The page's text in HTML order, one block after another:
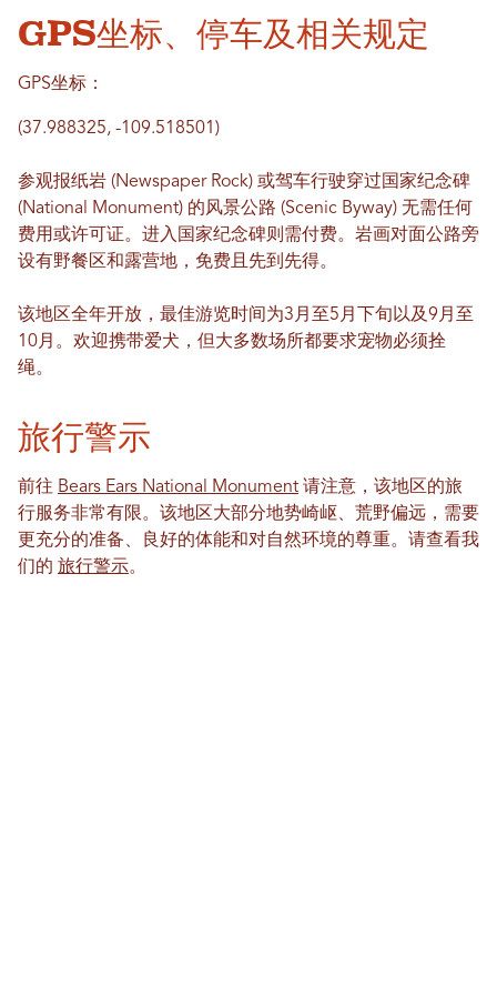
GPS坐标、停车及相关规定
GPS坐标：
(37.988325, -109.518501)
参观报纸岩 (Newspaper Rock) 或驾车行驶穿过国家纪念碑
(National Monument) 的风景公路 (Scenic Byway) 无需任何
费用或许可证。进入国家纪念碑则需付费。岩画对面公路旁
设有野餐区和露营地，免费且先到先得。
该地区全年开放，最佳游览时间为3月至5月下旬以及9月至
10月。欢迎携带爱犬，但大多数场所都要求宠物必须拴
绳。
旅行警示
前往 Bears Ears National Monument 请注意，该地区的旅
行服务非常有限。该地区大部分地势崎岖、荒野偏远，需要
更充分的准备、良好的体能和对自然环境的尊重。请查看我
们的 旅行警示。